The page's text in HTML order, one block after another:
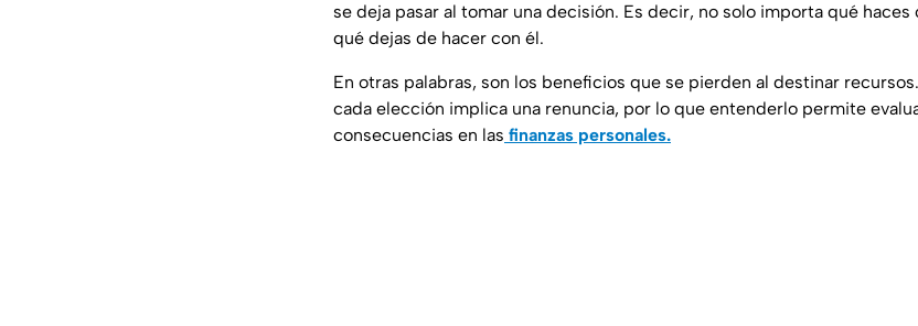
se deja pasar al tomar una decisión. Es decir, no solo importa qué
qué dejas de hacer con él.
En otras palabras, son los beneficios que se pierden al destinar
cada elección implica una renuncia, por lo que entenderlo permite
consecuencias en las finanzas personales.